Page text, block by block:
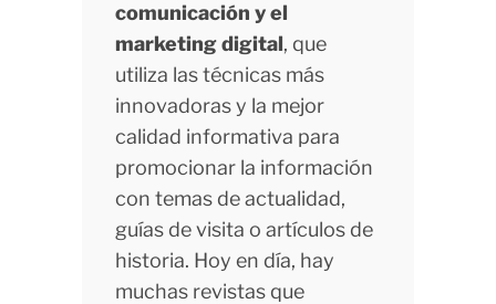
comunicación y el
marketing digital, que
utiliza las técnicas más
innovadoras y la mejor
calidad informativa para
promocionar la información
con temas de actualidad,
guías de visita o artículos de
historia. Hoy en día, hay
muchas revistas que